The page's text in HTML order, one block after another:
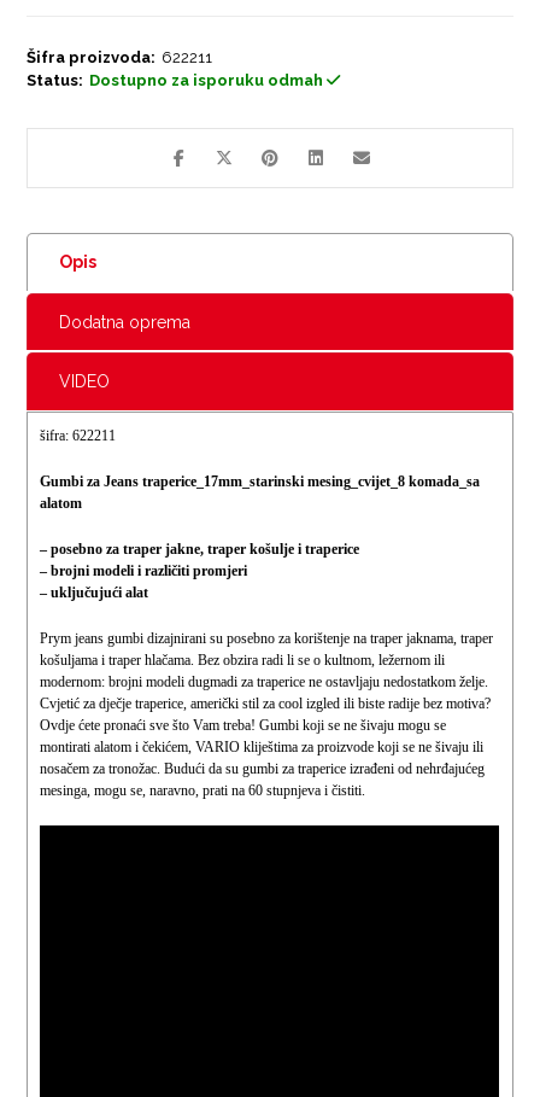
Šifra proizvoda: 622211
Status: Dostupno za isporuku odmah
Opis
Dodatna oprema
VIDEO
šifra: 622211
Gumbi za Jeans traperice_17mm_starinski mesing_cvijet_8 komada_sa
alatom
– posebno za traper jakne, traper košulje i traperice
– brojni modeli i različiti promjeri
– uključujući alat
Prym jeans gumbi dizajnirani su posebno za korištenje na traper jaknama, traper
košuljama i traper hlačama. Bez obzira radi li se o kultnom, ležernom ili
modernom: brojni modeli dugmadi za traperice ne ostavljaju nedostatkom želje.
Cvjetić za dječje traperice, američki stil za cool izgled ili biste radije bez motiva?
Ovdje ćete pronaći sve što Vam treba! Gumbi koji se ne šivaju mogu se
montirati alatom i čekićem, VARIO kliještima za proizvode koji se ne šivaju ili
nosačem za tronožac. Budući da su gumbi za traperice izrađeni od nehrđajućeg
mesinga, mogu se, naravno, prati na 60 stupnjeva i čistiti.